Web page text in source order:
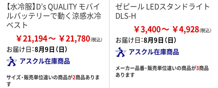
【水冷服】D’s QUALITY モバイ
ルバッテリーで動く涼感水冷
ベスト
￥21,194 ￥21,780
お届け日：8月9日（日）
アスクル在庫商品
サイズ・販売単位違いの商品が2商品ありま
す
ゼピール LEDスタンドライト
DLS-H
￥3,400 ￥4,928
お届け日：8月9日（日）
アスクル在庫商品
メーカー品番・販売単位違いの商品が3商品
あります